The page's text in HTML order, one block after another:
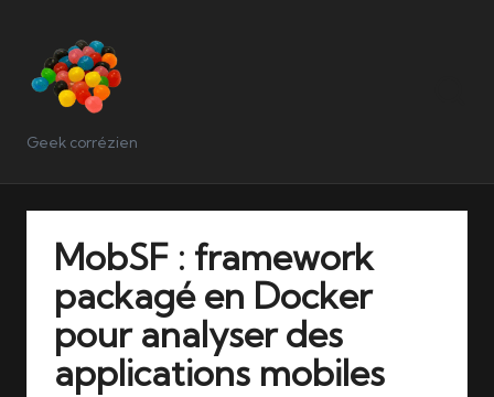
Geek corrézien
MobSF : framework
packagé en Docker
pour analyser des
applications mobiles